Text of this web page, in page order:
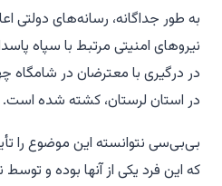
به طور جداگانه، رسانه‌های دولتی
در درگیری با معترضان در
در استان لرستان، کشته شده است.
بی‌بی‌سی نتوانسته این موضوع را
که این فرد یکی از آنها بوده و